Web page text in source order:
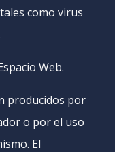
como virus
Web.
producidos por
o por el uso
El